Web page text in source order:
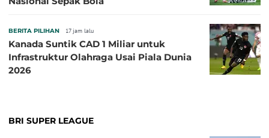
BERITA PILIHAN 17 jam lalu
Kanada Suntik CAD 1 Miliar untuk
Infrastruktur Olahraga Usai Piala Dunia
2026
BRI SUPER LEAGUE